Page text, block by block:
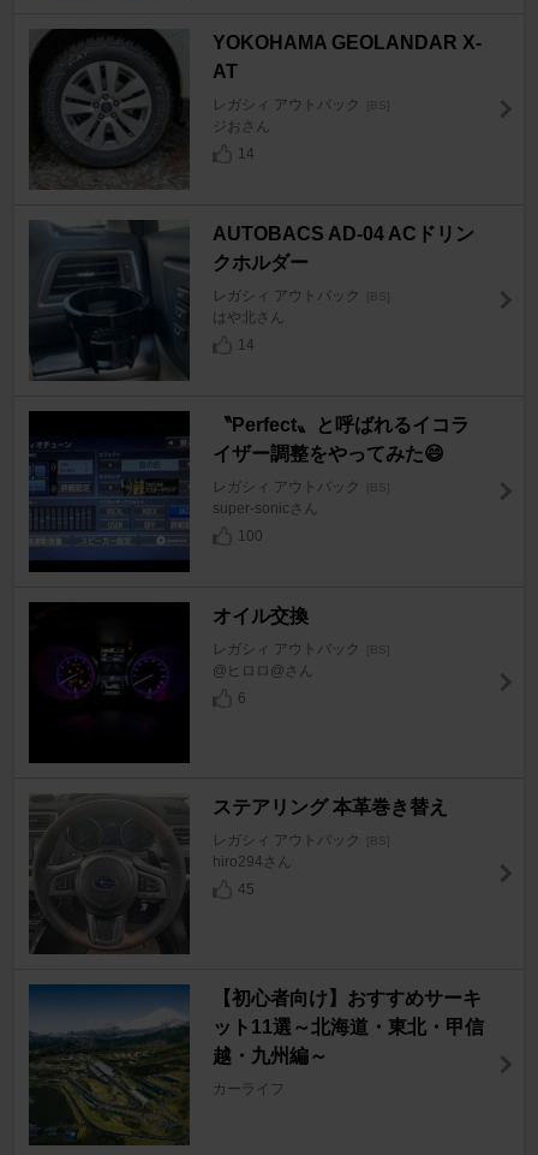
YOKOHAMA GEOLANDAR X-
AT
レガシィ アウトバック [BS]
ジおさん
14
AUTOBACS AD-04 ACドリン
クホルダー
レガシィ アウトバック [BS]
はや北さん
14
〝Perfect〟と呼ばれるイコラ
イザー調整をやってみた😄
レガシィ アウトバック [BS]
super-sonicさん
100
オイル交換
レガシィ アウトバック [BS]
@ヒロロ@さん
6
ステアリング 本革巻き替え
レガシィ アウトバック [BS]
hiro294さん
45
【初心者向け】おすすめサーキ
ット11選～北海道・東北・甲信
越・九州編～
カーライフ